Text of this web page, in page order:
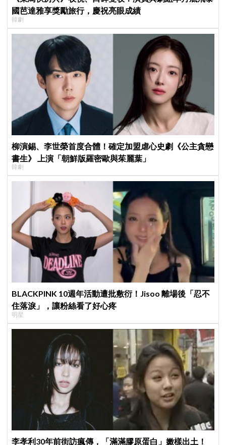
國芭達雅享獎勵旅行，慶祝亮眼成績
韓劇
柳演錫、李世榮首度合體！確定加盟虐心史劇《公主貪戀
書生》 上演「朝鮮版羅密歐與茱麗葉」
韓劇
BLACKPINK 10週年活動遭批敷衍！Jisoo 離場後「忍不
住落淚」，讓粉絲看了好心疼
明星
李孝利30年前街訪瘋傳，「滿滿膠原蛋白」嫩樣出土！